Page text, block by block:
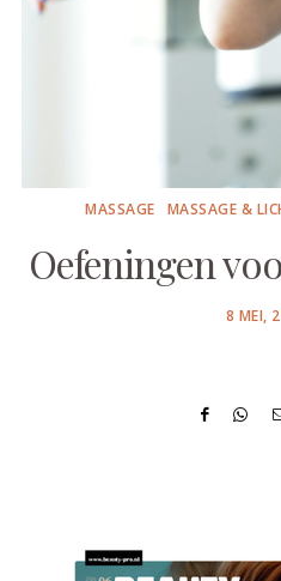
MASSAGE MASSAGE &
Oefeningen
8 MEI,